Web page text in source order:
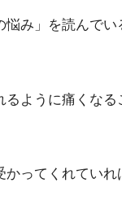
み」を読んでい
ように痛くなる
ってくれていれ